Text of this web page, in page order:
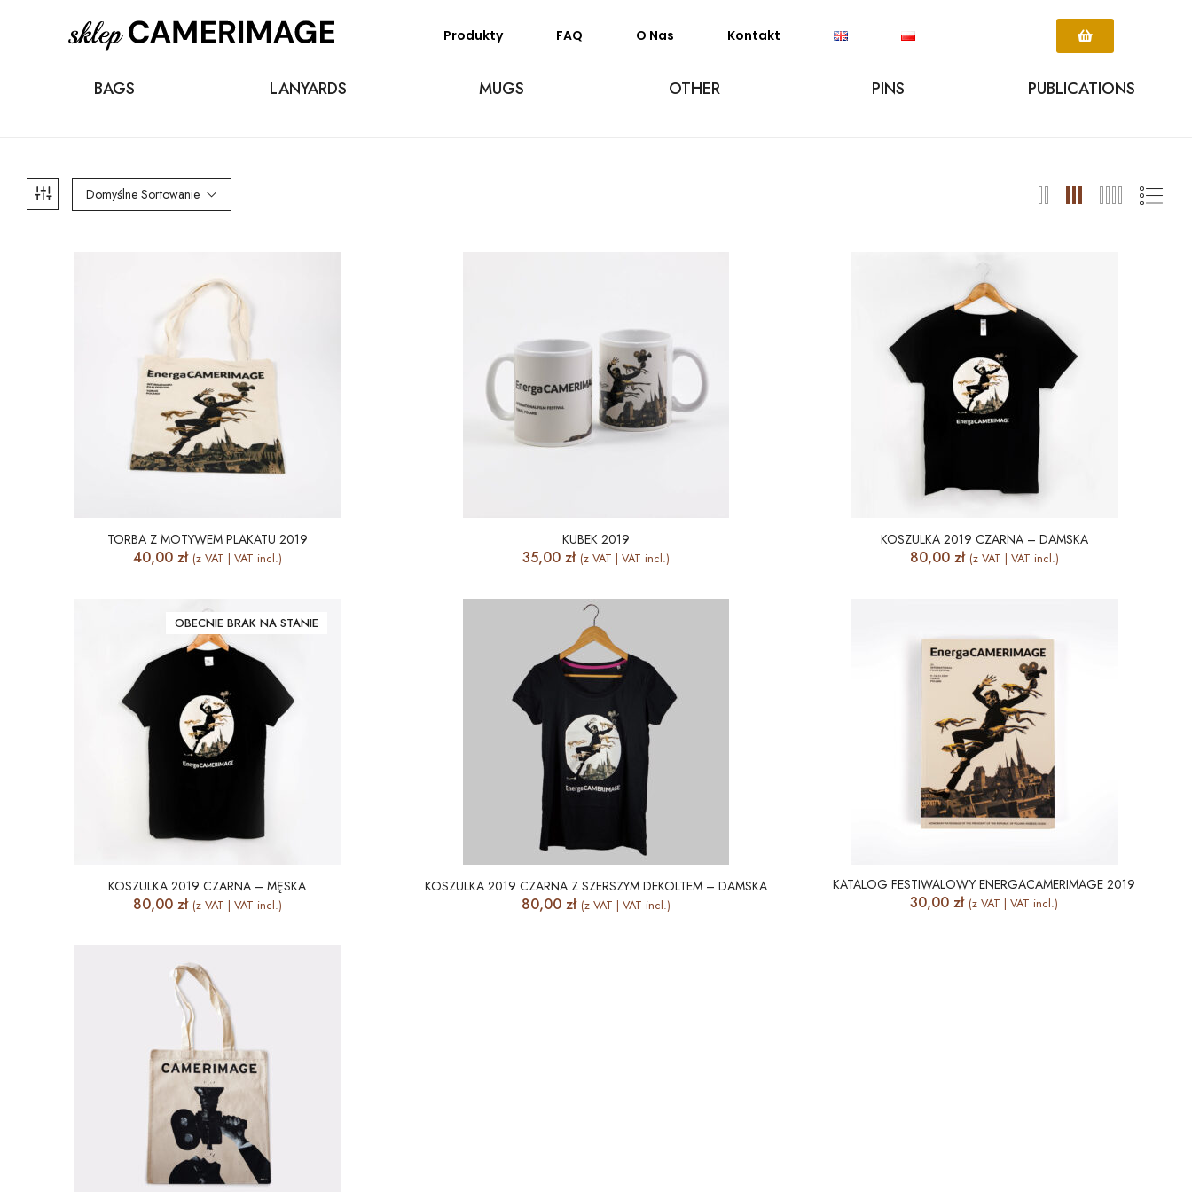
Produkty FAQ O Nas Kontakt
BAGS LANYARDS MUGS OTHER PINS PUBLICATIONS
Domyślne Sortowanie
TORBA Z MOTYWEM PLAKATU 2019
40,00 zł (z VAT | VAT incl.)
KUBEK 2019
35,00 zł (z VAT | VAT incl.)
KOSZULKA 2019 CZARNA – DAMSKA
80,00 zł (z VAT | VAT incl.)
OBECNIE BRAK NA STANIE
KOSZULKA 2019 CZARNA – MĘSKA
80,00 zł (z VAT | VAT incl.)
KOSZULKA 2019 CZARNA Z SZERSZYM DEKOLTEM – DAMSKA
80,00 zł (z VAT | VAT incl.)
KATALOG FESTIWALOWY ENERGACAMERIMAGE 2019
30,00zł (z VAT | VAT incl.)